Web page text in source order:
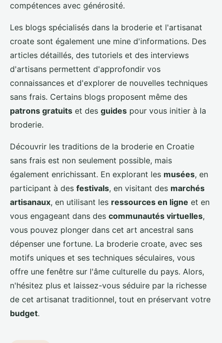
compétences avec générosité.
Les blogs spécialisés dans la broderie et l'artisanat
croate sont également une mine d'informations. Des
articles détaillés, des tutoriels et des interviews
d'artisans permettent d'approfondir vos
connaissances et d'explorer de nouvelles techniques
sans frais. Certains blogs proposent même des
patrons gratuits et des guides pour vous initier à la
broderie.
Découvrir les traditions de la broderie en Croatie
sans frais est non seulement possible, mais
également enrichissant. En explorant les musées, en
participant à des festivals, en visitant des marchés
artisanaux, en utilisant les ressources en ligne et en
vous engageant dans des communautés virtuelles,
vous pouvez plonger dans cet art ancestral sans
dépenser une fortune. La broderie croate, avec ses
motifs uniques et ses techniques séculaires, vous
offre une fenêtre sur l'âme culturelle du pays. Alors,
n'hésitez plus et laissez-vous séduire par la richesse
de cet artisanat traditionnel, tout en préservant votre
budget.